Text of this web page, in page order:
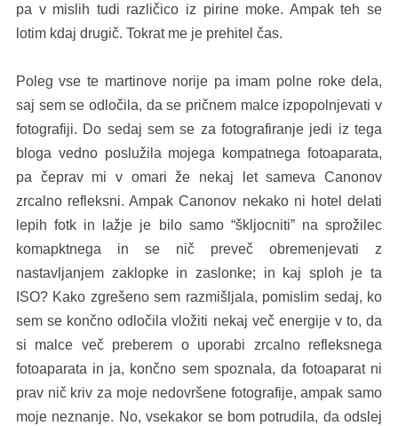
pa v mislih tudi različico iz pirine moke. Ampak teh se
lotim kdaj drugič. Tokrat me je prehitel čas.
Poleg vse te martinove norije pa imam polne roke dela,
saj sem se odločila, da se pričnem malce izpopolnjevati v
fotografiji. Do sedaj sem se za fotografiranje jedi iz tega
bloga vedno poslužila mojega kompatnega fotoaparata,
pa čeprav mi v omari že nekaj let sameva Canonov
zrcalno refleksni. Ampak Canonov nekako ni hotel delati
lepih fotk in lažje je bilo samo “škljocniti” na sprožilec
komapktnega in se nič preveč obremenjevati z
nastavljanjem zaklopke in zaslonke; in kaj sploh je ta
ISO? Kako zgrešeno sem razmišljala, pomislim sedaj, ko
sem se končno odločila vložiti nekaj več energije v to, da
si malce več preberem o uporabi zrcalno refleksnega
fotoaparata in ja, končno sem spoznala, da fotoaparat ni
prav nič kriv za moje nedovršene fotografije, ampak samo
moje neznanje. No, vsekakor se bom potrudila, da odslej